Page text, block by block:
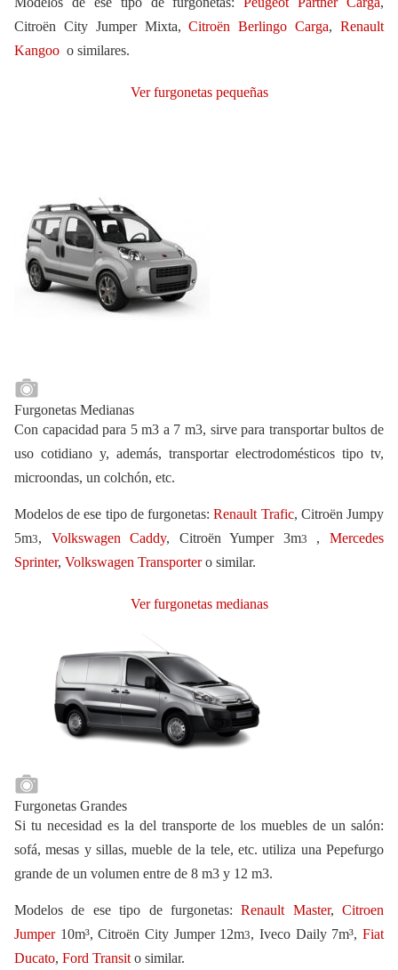
Citroën City Jumper Mixta,Citroën Berlingo Carga,Renault
Kangoo o similares.
Ver furgonetas pequeñas
Furgonetas Medianas
Con capacidad para 5 m3 a 7 m3, sirve para transportar bultos de
uso cotidiano y, además, transportar electrodomésticos tipo tv,
microondas, un colchón, etc.
Modelos de ese tipo de furgonetas: Renault Trafic, Citroën Jumpy
5m3, Volkswagen Caddy, Citroën Yumper 3m3 ,Mercedes
Sprinter, Volkswagen Transportero similar.
Ver furgonetas medianas
Furgonetas Grandes
Si tu necesidad es la del transporte de los muebles de un salón:
sofá, mesas y sillas, mueble de la tele, etc. utiliza una Pepefurgo
grande de un volumen entre de 8 m3 y 12 m3.
Modelos de ese tipo de furgonetas: Renault Master, Citroen
Jumper10m³, Citroën City Jumper 12m3, Iveco Daily 7m³,Fiat
Ducato, Ford Transit o similar.